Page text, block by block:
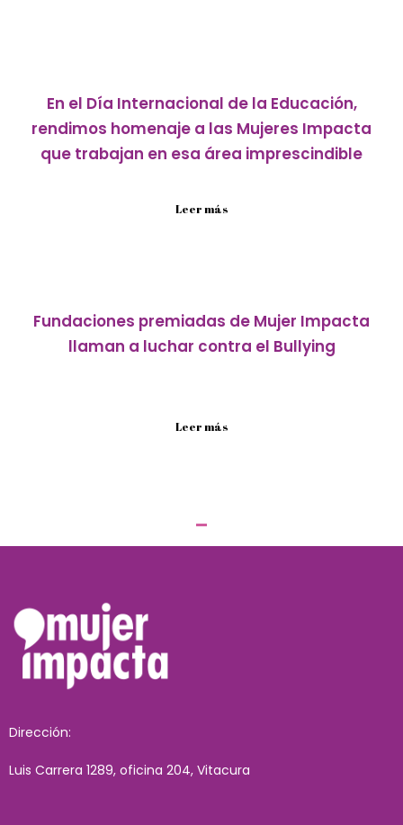
En el Día Internacional de la Educación,
rendimos homenaje a las Mujeres Impacta
que trabajan en esa área imprescindible
Leer más
Fundaciones premiadas de Mujer Impacta
llaman a luchar contra el Bullying
Leer más
Dirección:
Luis Carrera 1289, oficina 204, Vitacura